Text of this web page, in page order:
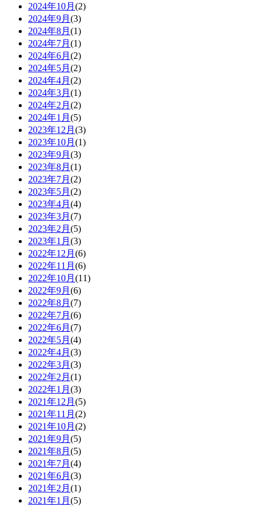
2024年10月 (2)
2024年9月 (3)
2024年8月 (1)
2024年7月 (1)
2024年6月 (2)
2024年5月 (2)
2024年4月 (2)
2024年3月 (1)
2024年2月 (2)
2024年1月 (5)
2023年12月 (3)
2023年10月 (1)
2023年9月 (3)
2023年8月 (1)
2023年7月 (2)
2023年5月 (2)
2023年4月 (4)
2023年3月 (7)
2023年2月 (5)
2023年1月 (3)
2022年12月 (6)
2022年11月 (6)
2022年10月 (11)
2022年9月 (6)
2022年8月 (7)
2022年7月 (6)
2022年6月 (7)
2022年5月 (4)
2022年4月 (3)
2022年3月 (3)
2022年2月 (1)
2022年1月 (3)
2021年12月 (5)
2021年11月 (2)
2021年10月 (2)
2021年9月 (5)
2021年8月 (5)
2021年7月 (4)
2021年6月 (3)
2021年2月 (1)
2021年1月 (5)